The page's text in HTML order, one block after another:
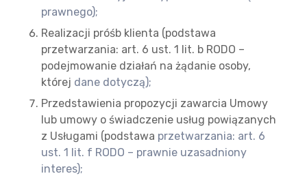
prawnego);
Realizacji próśb klienta (podstawa
przetwarzania: art. 6 ust. 1 lit. b RODO –
podejmowanie działań na żądanie osoby,
której dane dotyczą);
Przedstawienia propozycji zawarcia Umowy
lub umowy o świadczenie usług powiązanych
z Usługami (podstawa przetwarzania: art. 6
ust. 1 lit. f RODO – prawnie uzasadniony
interes);